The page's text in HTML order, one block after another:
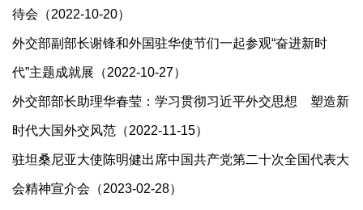
待会（2022-10-20）
外交部副部长谢锋和外国驻华使节们一起参观“奋进新时
代”主题成就展（2022-10-27）
外交部部长助理华春莹：学习贯彻习近平外交思想 塑造新
时代大国外交风范（2022-11-15）
驻坦桑尼亚大使陈明健出席中国共产党第二十次全国代表大
会精神宣介会（2023-02-28）